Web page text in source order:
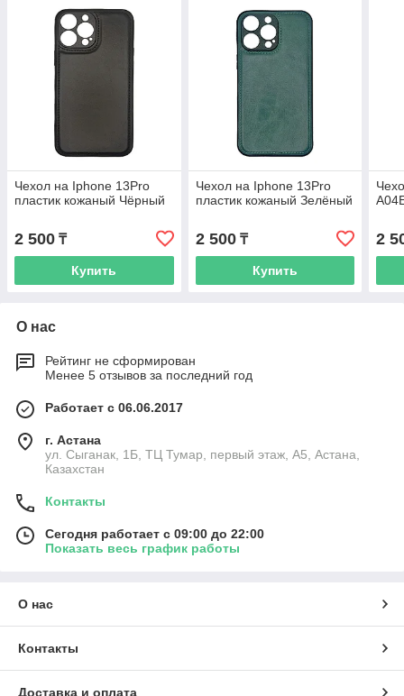
Чехол на Iphone 13Pro
пластик кожаный Чёрный
2 500 ₸
Купить
Чехол на Iphone 13Pro
пластик кожаный Зелёный
2 500₸
Купить
2
О нас
Рейтинг не сформирован
Менее 5 отзывов за последний год
Работает с 06.06.2017
г. Астана
ул. Сыганак, 1Б, ТЦ Тумар, первый этаж, А5, Астана,
Казахстан
Контакты
Сегодня работает с 09:00 до 22:00
Показать весь график работы
О нас
Контакты
Доставка и оплата